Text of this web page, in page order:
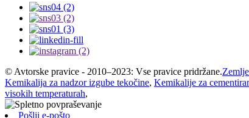
© Avtorske pravice - 2010–2023: Vse pravice pridržane.
Kemikalija za nadzor izgube tekočine, Kemikalije za
visokih temperaturah,
Pošlji e-pošto